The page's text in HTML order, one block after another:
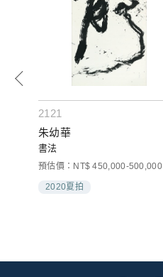
2121
朱幼華
書法
預估價：NT$ 450,000-500,000
2020夏拍